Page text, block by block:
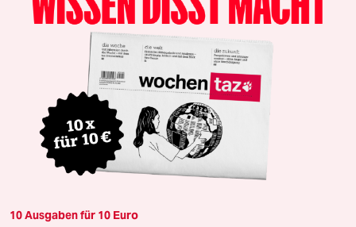
10 Ausgaben für 10 Euro